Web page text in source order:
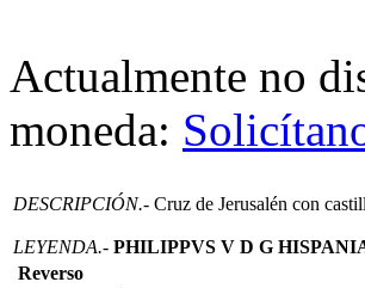
Actualmente no
moneda:
DESCRIPCIÓN.- Cruz de Jerusalén con
LEYENDA.- PHILIPPVS V D G
Reverso